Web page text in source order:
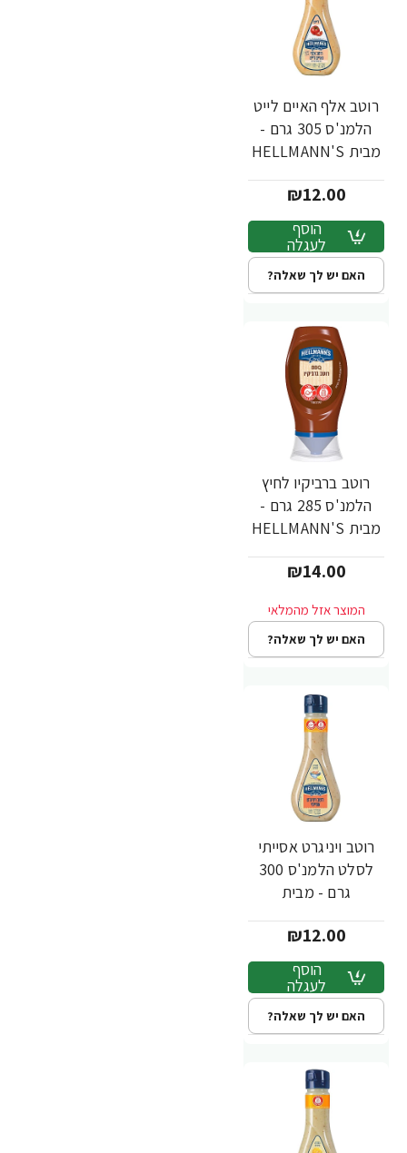
רוטב אלף האיים לייט
הלמנ'ס 305 גרם -
מבית HELLMANN'S
₪12.00
הוסף
לעגלה
האם יש לך שאלה?
רוטב ברביקיו לחיץ
הלמנ'ס 285 גרם -
מבית HELLMANN'S
₪14.00
האם יש לך שאלה?
רוטב ויניגרט אסייתי
לסלט הלמנ'ס 300
גרם - מבית
₪12.00
הוסף
לעגלה
האם יש לך שאלה?